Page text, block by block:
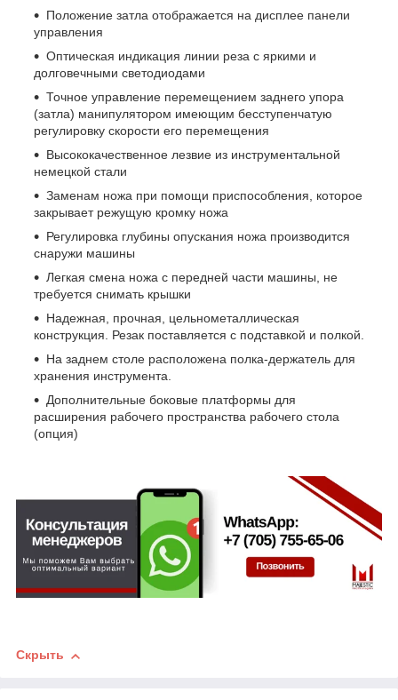
Положение затла отображается на дисплее панели
управления
Оптическая индикация линии реза с яркими и
долговечными светодиодами
Точное управление перемещением заднего упора
(затла) манипулятором имеющим бесступенчатую
регулировку скорости его перемещения
Высококачественное лезвие из инструментальной
немецкой стали
Заменам ножа при помощи приспособления, которое
закрывает режущую кромку ножа
Регулировка глубины опускания ножа производится
снаружи машины
Легкая смена ножа с передней части машины, не
требуется снимать крышки
Надежная, прочная, цельнометаллическая
конструкция. Резак поставляется с подставкой и полкой.
На заднем столе расположена полка-держатель для
хранения инструмента.
Дополнительные боковые платформы для
расширения рабочего пространства рабочего стола
(опция)
Скрыть